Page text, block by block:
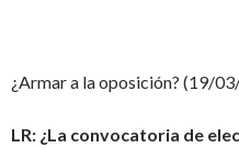
¿Armar a la oposición? (19/
LR: ¿La convocatoria de